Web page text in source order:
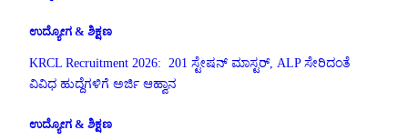
ಉದ್ಯೋಗ & ಶಿಕ್ಷಣ
KRCL Recruitment 2026: 201 ಸ್ಟೇಷನ್ ಮಾಸ್ಟರ್, ALP ಸೇರಿದಂತೆ
ವಿವಿಧ ಹುದ್ದೆಗಳಿಗೆ ಅರ್ಜಿ ಆಹ್ವಾನ
ಉದ್ಯೋಗ & ಶಿಕ್ಷಣ